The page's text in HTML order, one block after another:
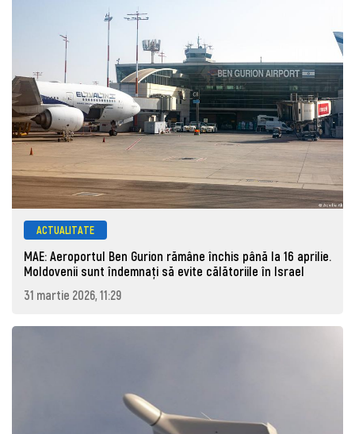
ACTUALITATE
MAE: Aeroportul Ben Gurion rămâne închis până la 16 aprilie.
Moldovenii sunt îndemnați să evite călătoriile în Israel
31 martie 2026, 11:29